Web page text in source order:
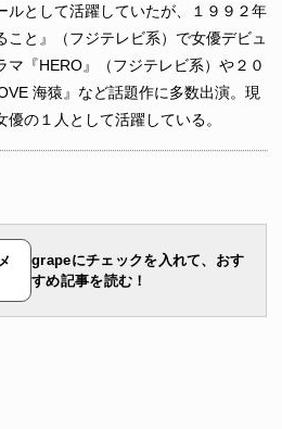
ルとして活躍していたが、１９９２年
こと』（フジテレビ系）で女優デビュ
マ『HERO』（フジテレビ系）や２０
海猿』など話題作に多数出演。現
の１人として活躍している。
grapeにチェックを入れて、おす
すめ記事を読む！